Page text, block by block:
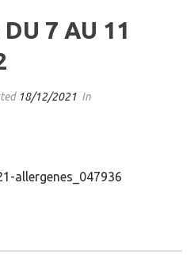
7 AU 11
18/12/2021 In